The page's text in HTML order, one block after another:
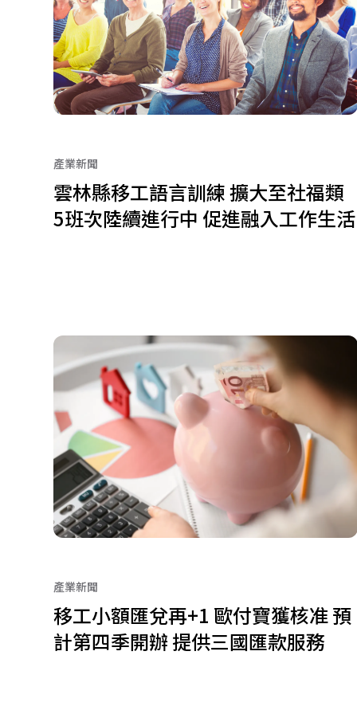
產業新聞
雲林縣移工語言訓練 擴大至社福類
5班次陸續進行中 促進融入工作生活
產業新聞
移工小額匯兌再+1 歐付寶獲核准 預
計第四季開辦 提供三國匯款服務